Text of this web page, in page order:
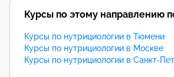
Курсы по этому направлению
Курсы по нутрициологии в Тюмени
Курсы по нутрициологии в Москве
Курсы по нутрициологии в Санкт-